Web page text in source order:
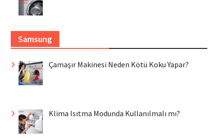
Samsung
Çamaşır Makinesi Neden Kötü Koku Yapar?
Klima Isıtma Modunda Kullanılmalı mı?